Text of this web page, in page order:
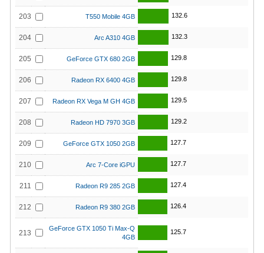
203 T550 Mobile 4GB 132.6
204 Arc A310 4GB 132.3
205 GeForce GTX 680 2GB 129.8
206 Radeon RX 6400 4GB 129.8
207 Radeon RX Vega M GH 4GB 129.5
208 Radeon HD 7970 3GB 129.2
209 GeForce GTX 1050 2GB 127.7
210 Arc 7-Core iGPU 127.7
211 Radeon R9 285 2GB 127.4
212 Radeon R9 380 2GB 126.4
213
GeForce GTX 1050 Ti Max-Q
4GB
125.7